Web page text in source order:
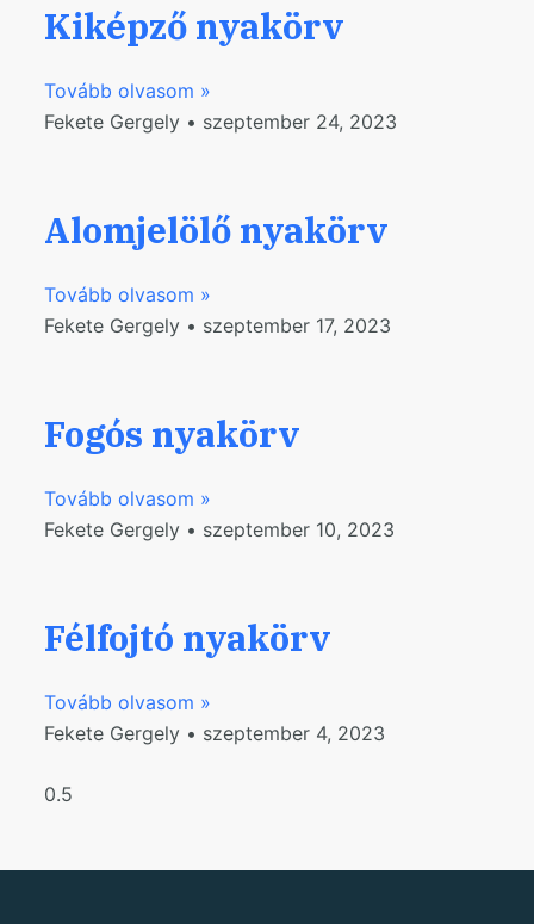
Kiképző nyakörv
Tovább olvasom »
Fekete Gergely
szeptember 24, 2023
Alomjelölő nyakörv
Tovább olvasom »
Fekete Gergely
szeptember 17, 2023
Fogós nyakörv
Tovább olvasom »
Fekete Gergely
szeptember 10, 2023
Félfojtó nyakörv
Tovább olvasom »
Fekete Gergely
szeptember 4, 2023